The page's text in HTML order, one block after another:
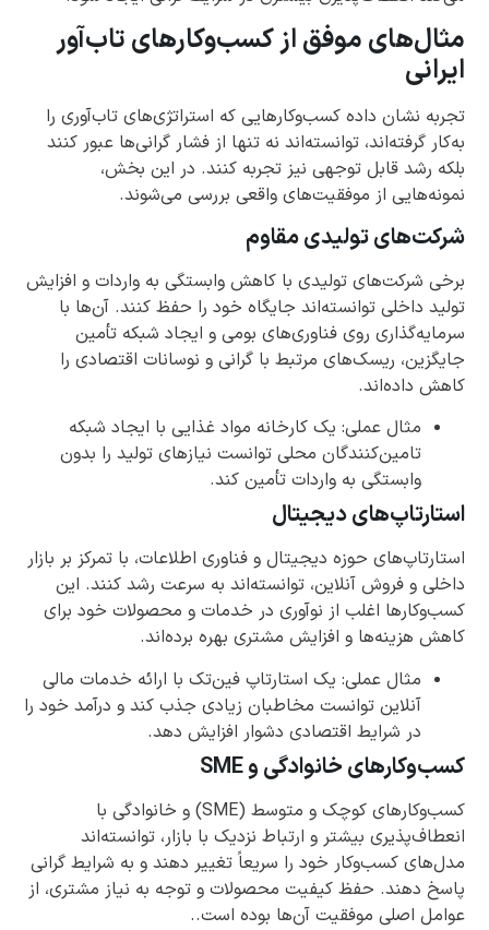
مثال‌های موفق از کسب‌وکارهای تاب‌آور
ایرانی
تجربه نشان داده کسب‌وکارهایی که استراتژی‌های تاب‌آوری را
به‌کار گرفته‌اند، توانسته‌اند نه تنها از فشار گرانی‌ها عبور کنند
بلکه رشد قابل توجهی نیز تجربه کنند. در این بخش،
نمونه‌هایی از موفقیت‌های واقعی بررسی می‌شوند.
شرکت‌های تولیدی مقاوم
برخی شرکت‌های تولیدی با کاهش وابستگی به واردات و افزایش
تولید داخلی توانسته‌اند جایگاه خود را حفظ کنند. آن‌ها با
سرمایه‌گذاری روی فناوری‌های بومی و ایجاد شبکه تأمین
جایگزین، ریسک‌های مرتبط با گرانی و نوسانات اقتصادی را
کاهش داده‌اند.
مثال عملی: یک کارخانه مواد غذایی با ایجاد شبکه
تامین‌کنندگان محلی توانست نیازهای تولید را بدون
وابستگی به واردات تأمین کند.
استارتاپ‌های دیجیتال
استارتاپ‌های حوزه دیجیتال و فناوری اطلاعات، با تمرکز بر بازار
داخلی و فروش آنلاین، توانسته‌اند به سرعت رشد کنند. این
کسب‌وکارها اغلب از نوآوری در خدمات و محصولات خود برای
کاهش هزینه‌ها و افزایش مشتری بهره برده‌اند.
مثال عملی: یک استارتاپ فین‌تک با ارائه خدمات مالی
آنلاین توانست مخاطبان زیادی جذب کند و درآمد خود را
در شرایط اقتصادی دشوار افزایش دهد.
کسب‌وکارهای خانوادگی و SME
کسب‌وکارهای کوچک و متوسط (SME) و خانوادگی با
انعطاف‌پذیری بیشتر و ارتباط نزدیک با بازار، توانسته‌اند
مدل‌های کسب‌وکار خود را سریعاً تغییر دهند و به شرایط گرانی
پاسخ دهند. حفظ کیفیت محصولات و توجه به نیاز مشتری، از
عوامل اصلی موفقیت آن‌ها بوده است..